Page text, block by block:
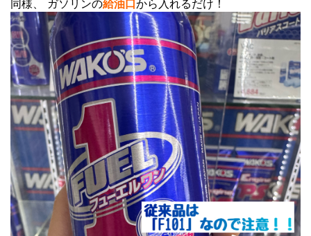
同様、 ガソリンの給油口から入れるだけ！